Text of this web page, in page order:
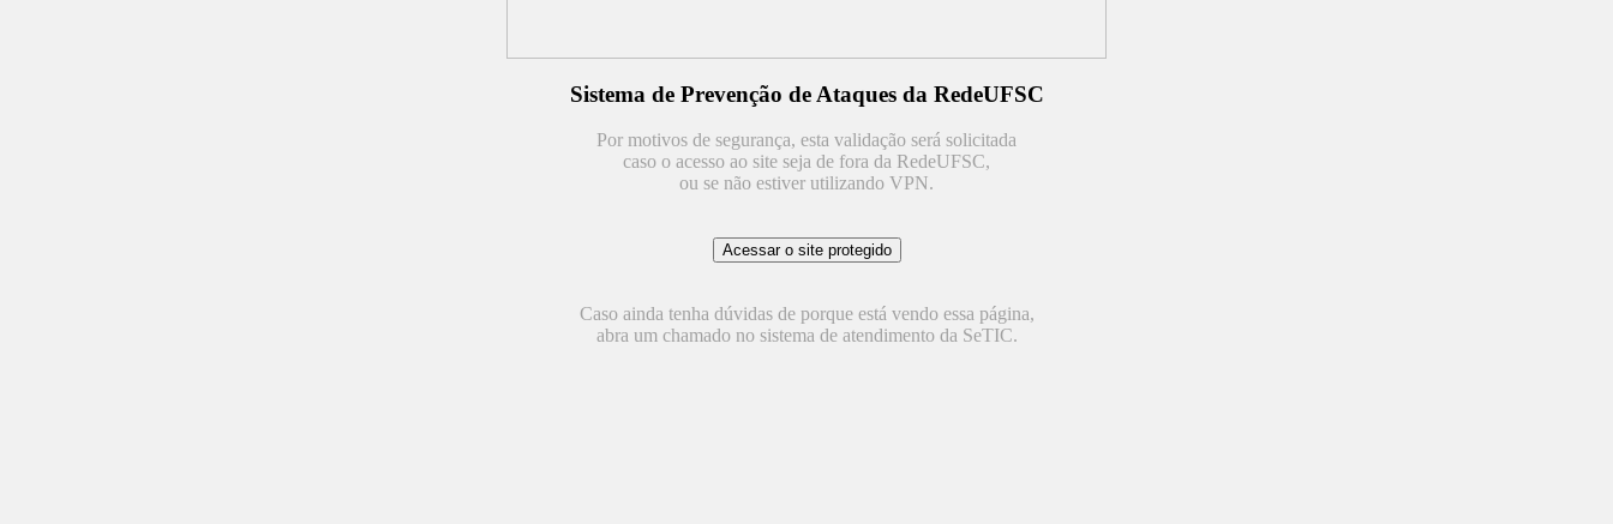
Sistema de Prevenção de Ataques da RedeUFSC
Por motivos de segurança, esta validação será solicitada
caso o acesso ao site seja de fora da RedeUFSC,
ou se não estiver utilizando VPN.
Caso ainda tenha dúvidas de porque está vendo essa página,
abra um chamado no sistema de atendimento da SeTIC.